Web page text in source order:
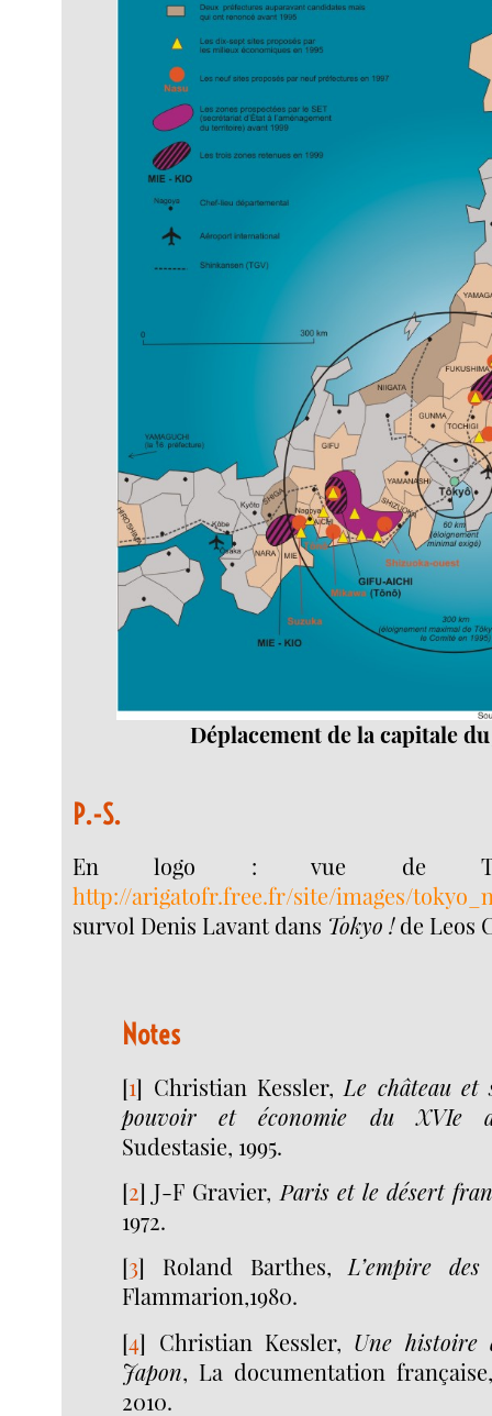
Déplacement de la capitale
P.-S.
En logo : vue de
http://arigatofr.free.fr/site/images/
survol Denis Lavant dans Tokyo !de Leos
Notes
[1] Christian Kessler, Le château
pouvoir et économie du XVIe
Sudestasie, 1995.
[2]J-F Gravier, Paris et le désert
1972.
[3] Roland Barthes,L’empire des
Flammarion,1980.
[4] Christian Kessler, Une histoire
Japon, La documentation
2010.